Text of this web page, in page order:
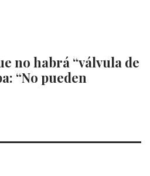
no habrá “válvula de
“No pueden